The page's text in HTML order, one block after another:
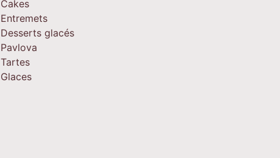
Cakes
Entremets
Desserts glacés
Pavlova
Tartes
Glaces